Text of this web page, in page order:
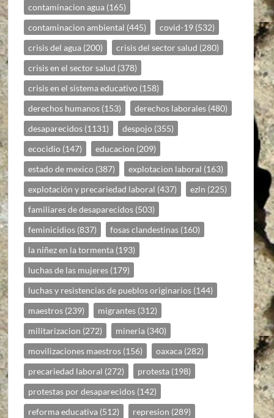
contaminacion agua (165)
contaminacion ambiental (445) covid-19 (532)
crisis del agua (200) crisis del sector salud (280)
crisis en el sector salud (378)
crisis en el sistema educativo (158)
derechos humanos (153) derechos laborales (480)
desaparecidos (1131) despojo (355)
ecocidio (147) educacion (209)
estado de mexico (387) explotacion laboral (163)
explotación y precariedad laboral (437) ezln (225)
familiares de desaparecidos (503)
feminicidios (837) fosas clandestinas (160)
la niñez en la tormenta (193)
luchas de las mujeres (179)
luchas y resistencias de pueblos originarios (144)
maestros (239) migrantes (312)
militarizacion (272) mineria (340)
movilizaciones maestros (156) oaxaca (282)
precariedad laboral (272) protesta (198)
protestas por desaparecidos (142)
reforma educativa (512) represion (289)